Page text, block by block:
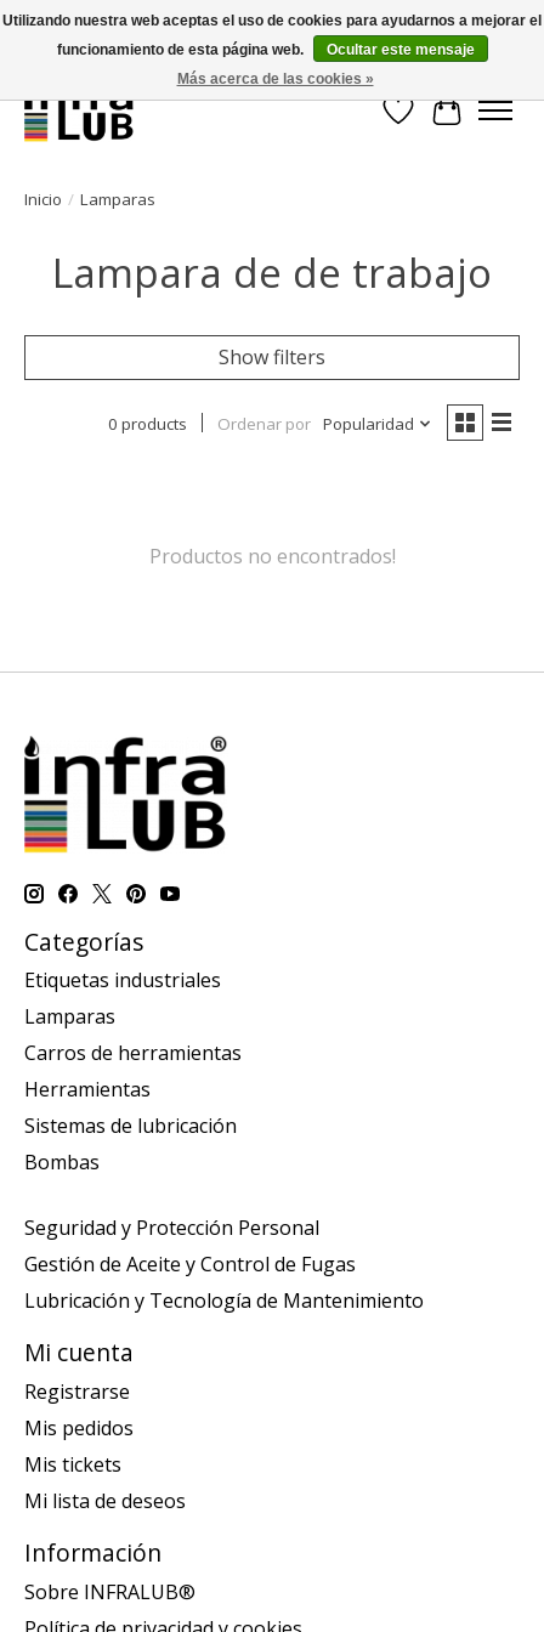
Minder stilstand, meer rendement!
Lista de deseos
Cesta
Inicio / Lamparas
Lampara de de trabajo
Show filters
0 products Ordenar por Popularidad
Productos no encontrados!
Categorías
Etiquetas industriales
Lamparas
Carros de herramientas
Herramientas
Sistemas de lubricación
Bombas
Seguridad y Protección Personal
Gestión de Aceite y Control de Fugas
Lubricación y Tecnología de Mantenimiento
Mi cuenta
Registrarse
Mis pedidos
Mis tickets
Mi lista de deseos
Información
Sobre INFRALUB®
Utilizando nuestra web aceptas el uso de cookies para ayudarnos a mejorar el
funcionamiento de esta página web.
Ocultar este mensaje
Más acerca de las cookies »